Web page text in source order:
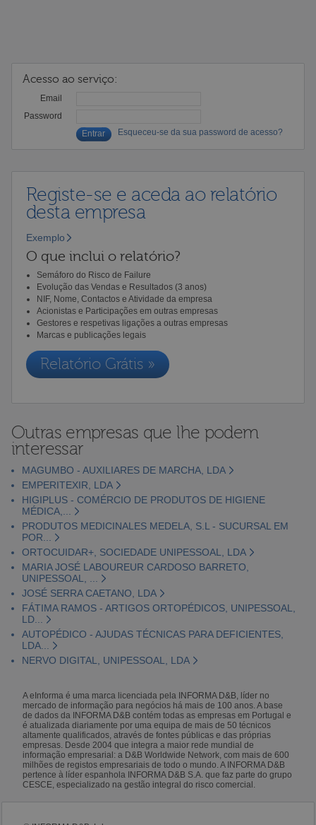
Acesso ao serviço:
Email
Password
Esqueceu-se da sua password de acesso?
Registe-se e aceda ao relatório
desta empresa
Exemplo
O que inclui o relatório?
Semáforo do Risco de Failure
Evolução das Vendas e Resultados (3 anos)
NIF, Nome, Contactos e Atividade da empresa
Acionistas e Participações em outras empresas
Gestores e respetivas ligações a outras empresas
Marcas e publicações legais
Relatório Grátis »
Outras empresas que lhe podem
interessar
MAGUMBO - AUXILIARES DE MARCHA, LDA
EMPERITEXIR, LDA
HIGIPLUS - COMÉRCIO DE PRODUTOS DE HIGIENE
MÉDICA,...
PRODUTOS MEDICINALES MEDELA, S.L - SUCURSAL EM
POR...
ORTOCUIDAR+, SOCIEDADE UNIPESSOAL, LDA
MARIA JOSÉ LABOUREUR CARDOSO BARRETO,
UNIPESSOAL, ...
JOSÉ SERRA CAETANO, LDA
FÁTIMA RAMOS - ARTIGOS ORTOPÉDICOS, UNIPESSOAL,
LD...
AUTOPÉDICO - AJUDAS TÉCNICAS PARA DEFICIENTES,
LDA...
NERVO DIGITAL, UNIPESSOAL, LDA
A eInforma é uma marca licenciada pela INFORMA D&B, líder no
mercado de informação para negócios há mais de 100 anos. A base
de dados da INFORMA D&B contém todas as empresas em Portugal e
é atualizada diariamente por uma equipa de mais de 50 técnicos
altamente qualificados, através de fontes públicas e das próprias
empresas. Desde 2004 que integra a maior rede mundial de
informação empresarial: a D&B Worldwide Network, com mais de 600
milhões de registos empresariais de todo o mundo. A INFORMA D&B
pertence à líder espanhola INFORMA D&B S.A. que faz parte do grupo
CESCE, especializado na gestão integral do risco comercial.